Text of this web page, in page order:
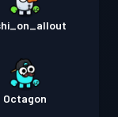
Octagon